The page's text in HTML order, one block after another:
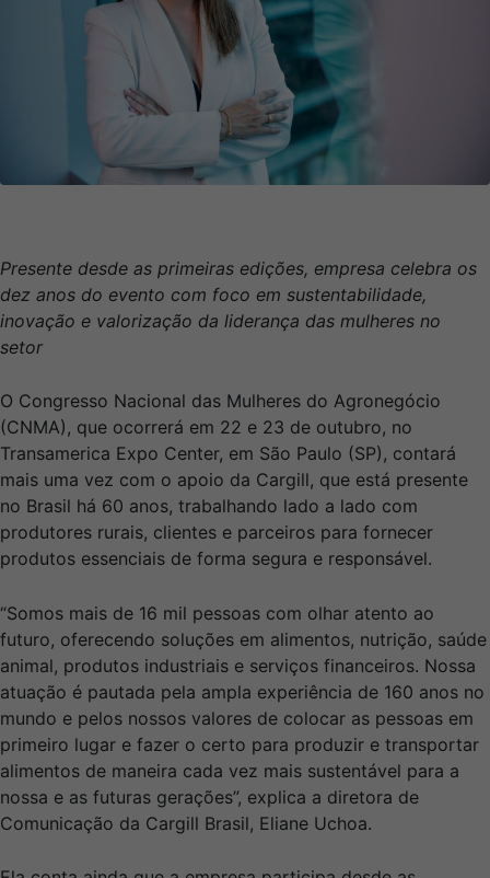
Presente desde as primeiras edições, empresa celebra os
dez anos do evento com foco em sustentabilidade,
inovação e valorização da liderança das mulheres no
setor
O Congresso Nacional das Mulheres do Agronegócio
(CNMA), que ocorrerá em 22 e 23 de outubro, no
Transamerica Expo Center, em São Paulo (SP), contará
mais uma vez com o apoio da Cargill, que está presente
no Brasil há 60 anos, trabalhando lado a lado com
produtores rurais, clientes e parceiros para fornecer
produtos essenciais de forma segura e responsável.
“Somos mais de 16 mil pessoas com olhar atento ao
futuro, oferecendo soluções em alimentos, nutrição, saúde
animal, produtos industriais e serviços financeiros. Nossa
atuação é pautada pela ampla experiência de 160 anos no
mundo e pelos nossos valores de colocar as pessoas em
primeiro lugar e fazer o certo para produzir e transportar
alimentos de maneira cada vez mais sustentável para a
nossa e as futuras gerações”, explica a diretora de
Comunicação da Cargill Brasil, Eliane Uchoa.